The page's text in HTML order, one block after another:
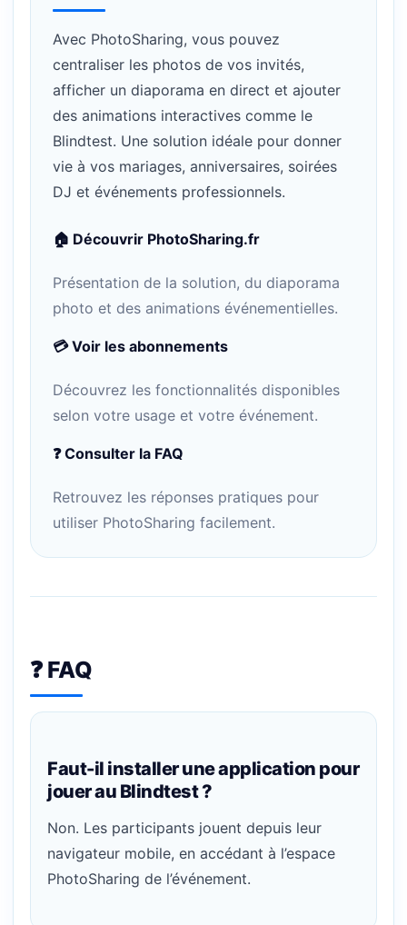
Avec PhotoSharing, vous pouvez
centraliser les photos de vos invités,
afficher un diaporama en direct et ajouter
des animations interactives comme le
Blindtest. Une solution idéale pour donner
vie à vos mariages, anniversaires, soirées
DJ et événements professionnels.
🏠 Découvrir PhotoSharing.fr
Présentation de la solution, du diaporama
photo et des animations événementielles.
💳 Voir les abonnements
Découvrez les fonctionnalités disponibles
selon votre usage et votre événement.
❓ Consulter la FAQ
Retrouvez les réponses pratiques pour
utiliser PhotoSharing facilement.
❓ FAQ
Faut-il installer une application pour
jouer au Blindtest ?
Non. Les participants jouent depuis leur
navigateur mobile, en accédant à l’espace
PhotoSharing de l’événement.